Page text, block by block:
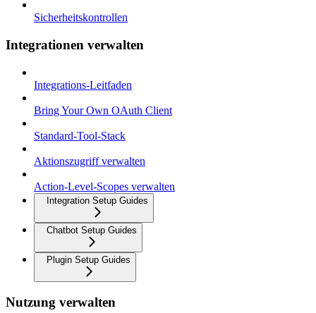
Sicherheitskontrollen
Integrationen verwalten
Integrations-Leitfaden
Bring Your Own OAuth Client
Standard-Tool-Stack
Aktionszugriff verwalten
Action-Level-Scopes verwalten
Integration Setup Guides
Chatbot Setup Guides
Plugin Setup Guides
Nutzung verwalten